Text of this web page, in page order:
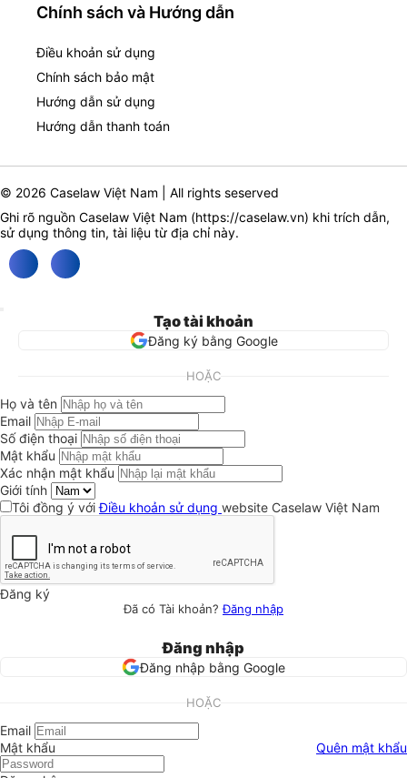
Chính sách và Hướng dẫn
Điều khoản sử dụng
Chính sách bảo mật
Hướng dẫn sử dụng
Hướng dẫn thanh toán
© 2026 Caselaw Việt Nam | All rights seserved
Ghi rõ nguồn Caselaw Việt Nam (https://caselaw.vn) khi trích dẫn,
sử dụng thông tin, tài liệu từ địa chỉ này.
Tạo tài khoản
Đăng ký bằng Google
HOẶC
Họ và tên
Email
Số điện thoại
Mật khẩu
Xác nhận mật khẩu
Giới tính
Tôi đồng ý vớiĐiều khoản sử dụng website Caselaw Việt Nam
Đăng ký
Đã có Tài khoản?Đăng nhập
Đăng nhập
Đăng nhập bằng Google
HOẶC
Email
Mật khẩu
Quên mật khẩu